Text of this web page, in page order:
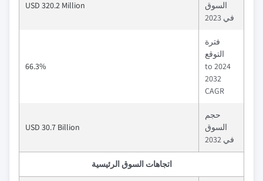
السوق
في 2023
USD 320.2 Million
فترة
التوقع
2024 to
2032
CAGR
66.3%
حجم
السوق
في 2032
USD 30.7 Billion
اتجاهات السوق الرئيسية